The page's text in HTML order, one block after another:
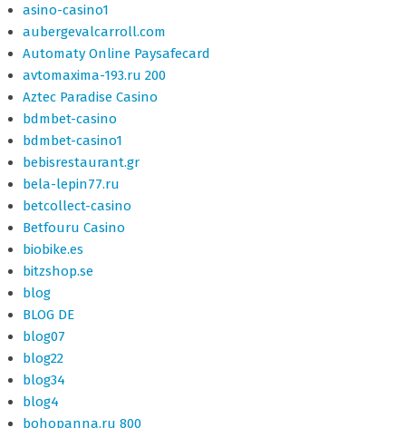
asino-casino1
aubergevalcarroll.com
Automaty Online Paysafecard
avtomaxima-193.ru 200
Aztec Paradise Casino
bdmbet-casino
bdmbet-casino1
bebisrestaurant.gr
bela-lepin77.ru
betcollect-casino
Betfouru Casino
biobike.es
bitzshop.se
blog
BLOG DE
blog07
blog22
blog34
blog4
bohopanna.ru 800